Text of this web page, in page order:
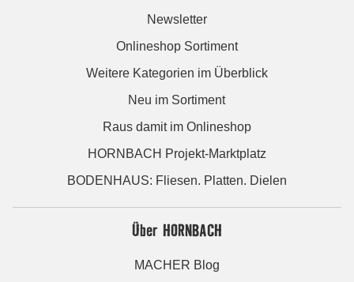
Newsletter
Onlineshop Sortiment
Weitere Kategorien im Überblick
Neu im Sortiment
Raus damit im Onlineshop
HORNBACH Projekt-Marktplatz
BODENHAUS: Fliesen. Platten. Dielen
Über HORNBACH
MACHER Blog